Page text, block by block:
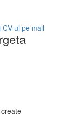
CV-ul pe mail